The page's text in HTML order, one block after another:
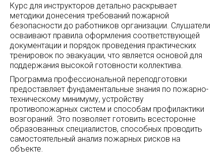
Курс для инструкторов детально раскрывает
методики донесения требований пожарной
безопасности до работников организации. Слушатели
осваивают правила оформления соответствующей
документации и порядок проведения практических
тренировок по эвакуации, что является основой для
поддержания высокой готовности коллектива.
Программа профессиональной переподготовки
предоставляет фундаментальные знания по пожарно-
техническому минимуму, устройству
противопожарных систем и способам профилактики
возгораний. Это позволяет готовить всесторонне
образованных специалистов, способных проводить
самостоятельный анализ пожарных рисков на
объекте.